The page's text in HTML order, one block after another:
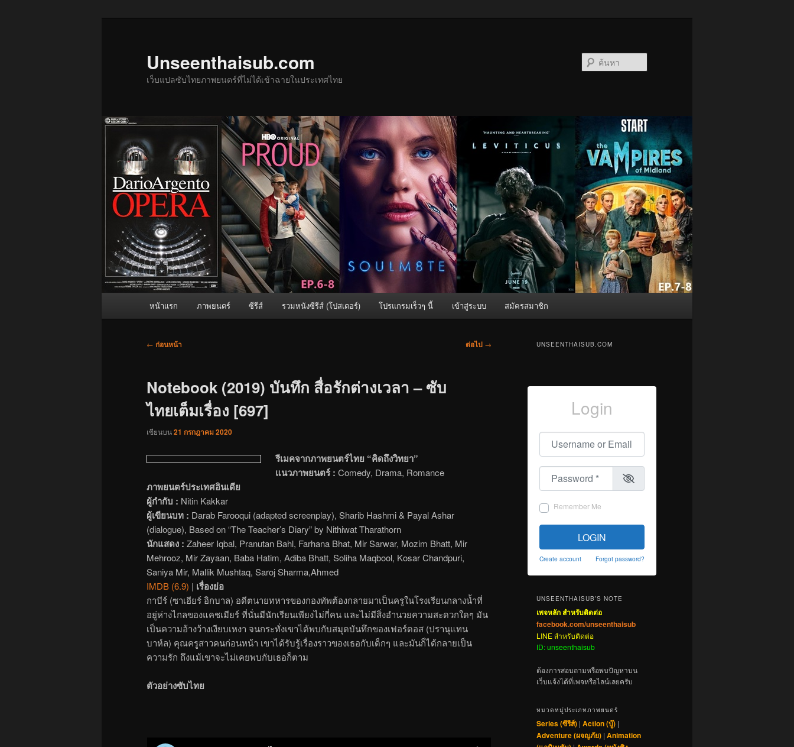
Unseenthaisub.com
เว็บแปลซับไทยภาพยนตร์ที่ไม่ได้เข้าฉายในประเทศไทย
หน้าแรก ภาพยนตร์ ซีรีส์ รวมหนังซีรีส์ (โปสเตอร์) โปรแกรมเร็วๆ นี้ เข้าสู่ระบบ สมัครสมาชิก
เมนู
← ก่อนหน้า ต่อไป →
Notebook (2019) บันทึก สื่อรักต่างเวลา – ซับ
ไทยเต็มเรื่อง [697]
เขียนบน21 กรกฎาคม 2020
รีเมคจากภาพยนตร์ไทย “คิดถึงวิทยา”
แนวภาพยนตร์ : Comedy, Drama, Romance
ภาพยนตร์ประเทศอินเดีย
ผู้กำกับ : Nitin Kakkar
ผู้เขียนบท : Darab Farooqui (adapted screenplay), Sharib Hashmi & Payal Ashar
(dialogue), Based on “The Teacher’s Diary” by Nithiwat Tharathorn
นักแสดง : Zaheer Iqbal, Pranutan Bahl, Farhana Bhat, Mir Sarwar, Mozim Bhatt, Mir
Mehrooz, Mir Zayaan, Baba Hatim, Adiba Bhatt, Soliha Maqbool, Kosar Chandpuri,
Saniya Mir, Mallik Mushtaq, Saroj Sharma,Ahmed
IMDB (6.9) | เรื่องย่อ
กาบีร์ (ซาเฮียร์ อิกบาล) อดีตนายทหารของกองทัพต้องกลายมาเป็นครูในโรงเรียนกลางน้ำที่
อยู่ห่างไกลของแคชเมียร์ ที่นั่นมีนักเรียนเพียงไม่กี่คน และไม่มีสิ่งอำนวยความสะดวกใดๆ มัน
เป็นความอ้างว้างเงียบเหงา จนกระทั่งเขาได้พบกับสมุดบันทึกของเฟอร์ดอส (ปรานุแทน
บาห์ล) คุณครูสาวคนก่อนหน้า เขาได้รับรู้เรื่องราวของเธอกับเด็กๆ และมันก็ได้กลายเป็น
ความรัก ถึงแม้เขาจะไม่เคยพบกับเธอก็ตาม
ตัวอย่างซับไทย
UNSEENTHAISUB.COM
Login
Username or Email
Password
Remember Me
LOGIN
Create account Forgot password?
UNSEENTHAISUB’S NOTE
เพจหลัก สำหรับติดต่อ
facebook.com/unseenthaisub
LINE สำหรับติดต่อ
ID: unseenthaisub
ต้องการสอบถามหรือพบปัญหาบน
เว็บแจ้งได้ที่เพจหรือไลน์เลยครับ
หมวดหมู่ประเภทภาพยนตร์
Series (ซีรีส์) | Action (บู๊) |
Adventure (ผจญภัย) | Animation